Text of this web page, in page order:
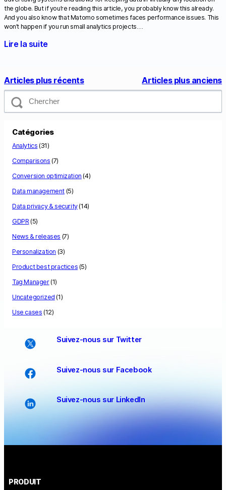
the globe. But if you’re reading this article, you probably know this already.
And you also know that Matomo sometimes faces performance issues. This
won’t happen if you run small analytics projects…
Lire la suite
Articles plus récents Articles plus anciens
C
Catégories
Analytics (31)
Comparisons (7)
Conversion optimization (4)
Data management (5)
Data privacy & security(14)
GDPR (5)
News & releases (7)
Personalization (3)
Product best practices (5)
Tag Manager(1)
Uncategorized (1)
Use cases (12)
Suivez-nous sur Twitter
Suivez-nous sur Facebook
Suivez-nous sur LinkedIn
PRODUIT